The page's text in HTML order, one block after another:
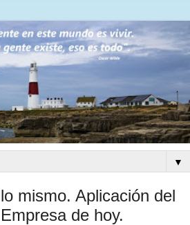
▼
mismo. Aplicación del
de hoy.